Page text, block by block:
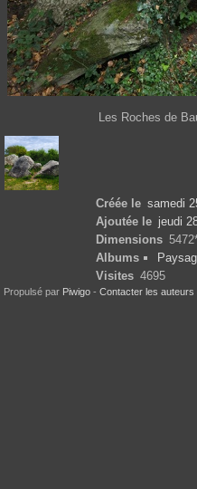
Les Roches de
Créée le samedi
Ajoutée le jeudi
Dimensions
Albums
Visites 4695
Propulsé par Piwigo- Contacter les auteurs